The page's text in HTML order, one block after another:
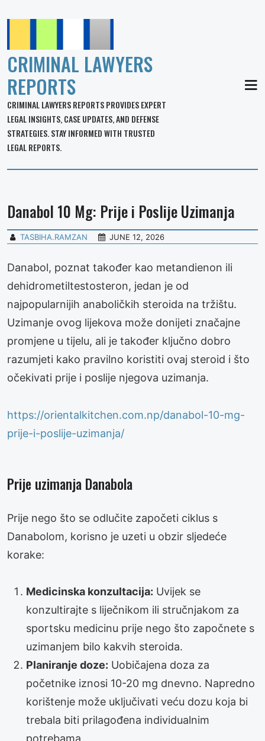
CRIMINAL LAWYERS
REPORTS
CRIMINAL LAWYERS REPORTS PROVIDES EXPERT
LEGAL INSIGHTS, CASE UPDATES, AND DEFENSE
STRATEGIES. STAY INFORMED WITH TRUSTED
LEGAL REPORTS.
Danabol 10 Mg: Prije i Poslije Uzimanja
TASBIHA.RAMZAN JUNE 12, 2026
Danabol, poznat također kao metandienon ili
dehidrometiltestosteron, jedan je od
najpopularnijih anaboličkih steroida na tržištu.
Uzimanje ovog lijekova može donijeti značajne
promjene u tijelu, ali je također ključno dobro
razumjeti kako pravilno koristiti ovaj steroid i što
očekivati prije i poslije njegova uzimanja.
https://orientalkitchen.com.np/danabol-10-mg-
prije-i-poslije-uzimanja/
Prije uzimanja Danabola
Prije nego što se odlučite započeti ciklus s
Danabolom, korisno je uzeti u obzir sljedeće
korake:
Medicinska konzultacija: Uvijek se
konzultirajte s liječnikom ili stručnjakom za
sportsku medicinu prije nego što započnete s
uzimanjem bilo kakvih steroida.
Planiranje doze: Uobičajena doza za
početnike iznosi 10-20 mg dnevno. Napredno
korištenje može uključivati veću dozu koja bi
trebala biti prilagođena individualnim
potrebama.